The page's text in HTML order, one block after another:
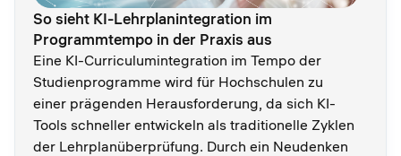
So sieht KI-Lehrplanintegration im
Programmtempo in der Praxis aus
Eine KI-Curriculumintegration im Tempo der
Studienprogramme wird für Hochschulen zu
einer prägenden Herausforderung, da sich KI-
Tools schneller entwickeln als traditionelle Zyklen
der Lehrplanüberprüfung. Durch ein Neudenken